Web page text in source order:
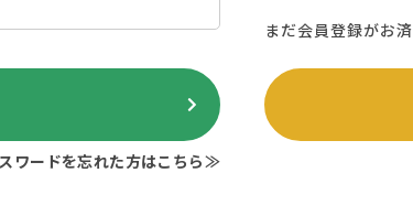
ワードを忘れた方はこちら≫
まだ会員登録がお